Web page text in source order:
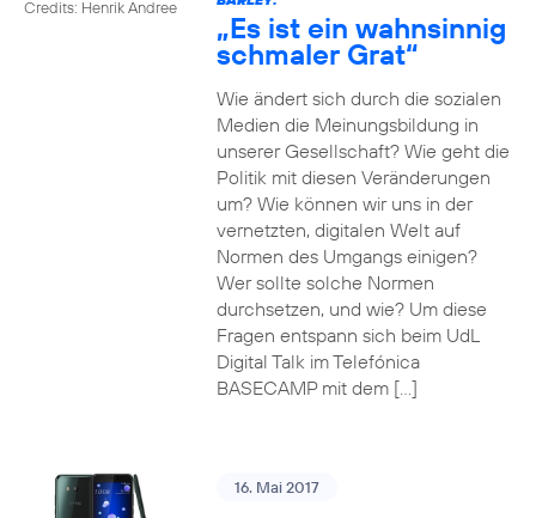
Credits: Henrik Andree
„Es ist ein wahnsinnig
schmaler Grat“
Wie ändert sich durch die sozialen
Medien die Meinungsbildung in
unserer Gesellschaft? Wie geht die
Politik mit diesen Veränderungen
um? Wie können wir uns in der
vernetzten, digitalen Welt auf
Normen des Umgangs einigen?
Wer sollte solche Normen
durchsetzen, und wie? Um diese
Fragen entspann sich beim UdL
Digital Talk im Telefónica
BASECAMP mit dem […]
16. Mai 2017